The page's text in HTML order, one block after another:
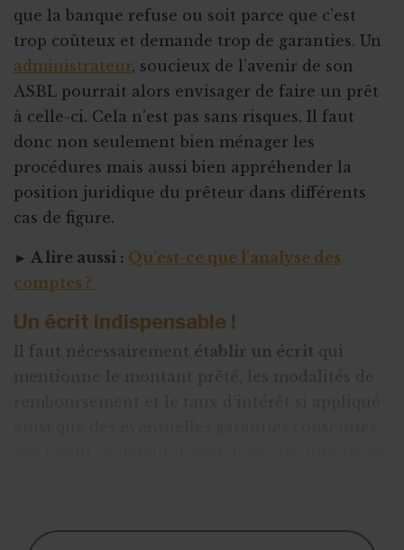
que la banque refuse ou soit parce que c’est
trop coûteux et demande trop de garanties. Un
administrateur, soucieux de l’avenir de son
ASBL pourrait alors envisager de faire un prêt
à celle-ci. Cela n’est pas sans risques. Il faut
donc non seulement bien ménager les
procédures mais aussi bien appréhender la
position juridique du prêteur dans différents
cas de figure.
► A lire aussi : Qu’est-ce que l'analyse des
comptes ?
Un écrit indispensable !
Il faut nécessairement établir un écrit qui